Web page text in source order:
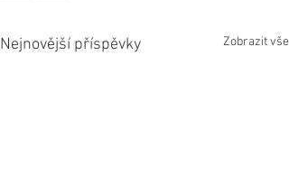
Nejnovější příspěvky Zobrazit vše